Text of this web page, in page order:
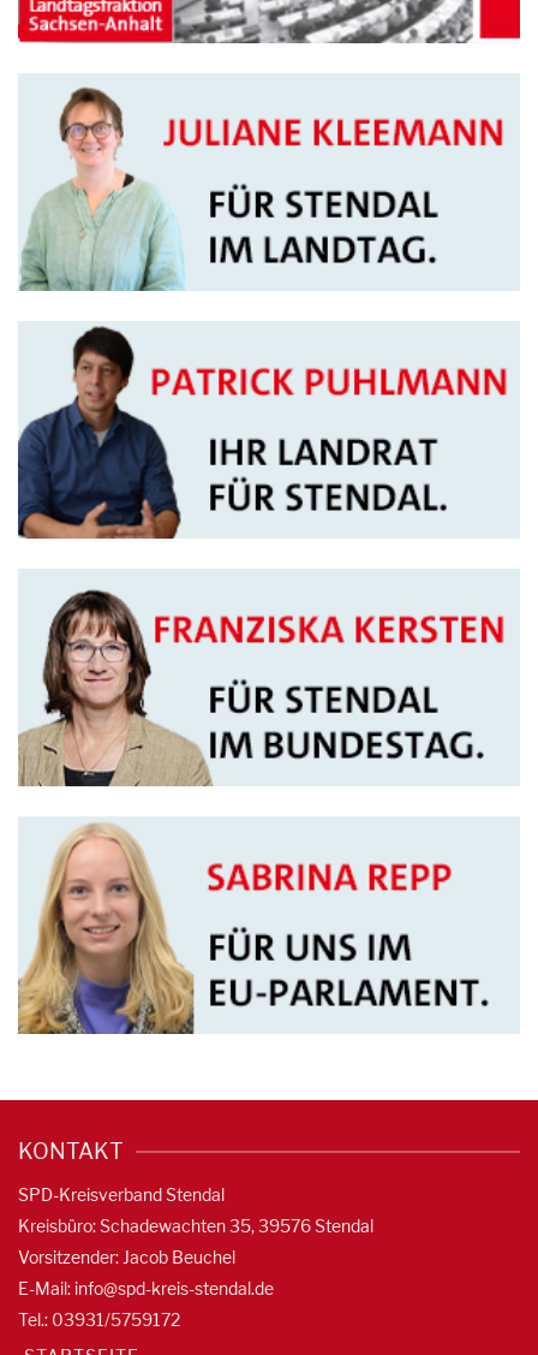
KONTAKT
SPD-Kreisverband Stendal
Kreisbüro: Schadewachten 35, 39576 Stendal
Vorsitzender: Jacob Beuchel
E-Mail: info@spd-kreis-stendal.de
Tel.: 03931/5759172